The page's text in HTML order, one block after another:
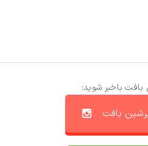
باخبر شوید:
بافت